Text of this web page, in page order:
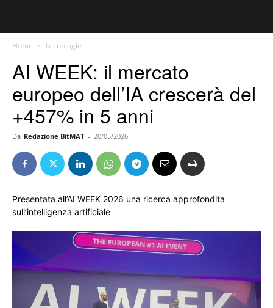
Home Tecnologie
AI WEEK: il mercato
europeo dell’IA crescerà del
+457% in 5 anni
Da Redazione BitMAT - 20/05/2026
Presentata all’AI WEEK 2026 una ricerca approfondita
sull’intelligenza artificiale